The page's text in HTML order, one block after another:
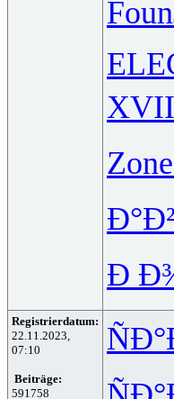
Foun
XVII
Zone
Ð
Registrierdatum:
22.11.2023,
07:10
Beiträge:
591758